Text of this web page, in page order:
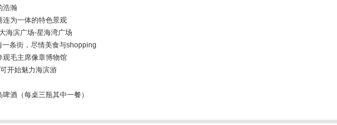
浩瀚
为一体的特色景观
海滨广场-星海湾广场
条街，尽情美食与shopping
毛主席像章博物馆
开始魅力海滨游
酒（每桌三瓶其中一餐）